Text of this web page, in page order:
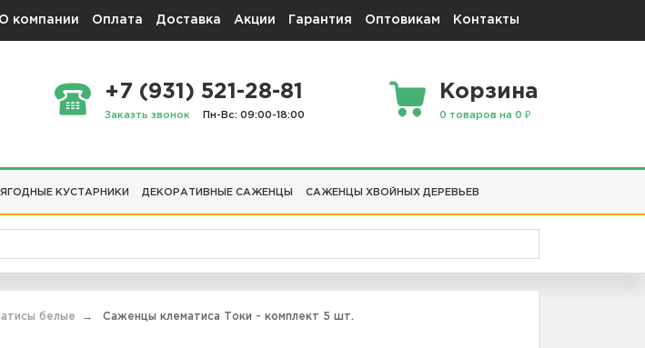
О компании Оплата Доставка Акции Гарантия Оптовикам Контакты
+7 (931) 521-28-81
Заказть звонок Пн-Вс: 09:00-18:00
Корзина
0 товаров на 0 ₽
ЯГОДНЫЕ КУСТАРНИКИ ДЕКОРАТИВНЫЕ САЖЕНЦЫ САЖЕНЦЫ ХВОЙНЫХ ДЕРЕВЬЕВ
белые Саженцы клематиса Токи - комплект 5 шт.